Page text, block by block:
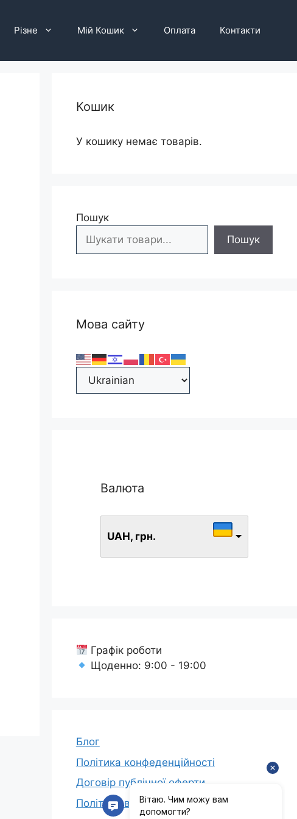
Різне Мій Кошик Оплата Контакти
Кошик
У кошику немає товарів.
Пошук
Пошук
Мова сайту
Валюта
UAH, грн.
Графік роботи
Щоденно: 9:00 - 19:00
Блог
Політика конфеденційності
Договір публічної оферти
Політика відшкодування коштів